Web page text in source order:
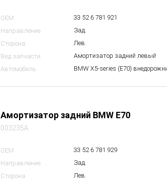
OEM
33 52 6 781 921
Направление
Зад.
Сторона
Лев.
Вид запчасти
Амортизатор задний левый
Автомобиль
BMW X5-series (E70)
Амортизатор задний BMW E70
003235A
OEM
33 52 6 781 929
Направление
Зад.
Сторона
Лев.